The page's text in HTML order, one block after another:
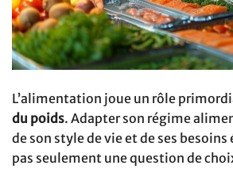
L’alimentation joue un rôle
du poids. Adapter son régime
de son style de vie et de ses besoins
pas seulement une question de